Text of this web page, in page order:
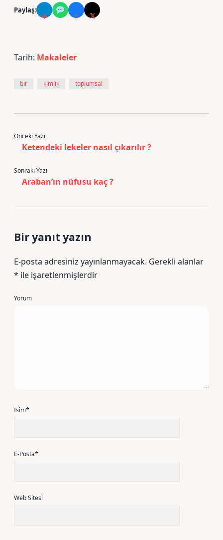
Paylaş:
✈ f 𝕏
Tarih: Makaleler
bir kimlik toplumsal
Önceki Yazı
Ketendeki lekeler nasıl çıkarılır ?
Sonraki Yazı
Araban’ın nüfusu kaç ?
Bir yanıt yazın
E-posta adresiniz yayınlanmayacak. Gerekli alanlar
* ile işaretlenmişlerdir
Yorum
İsim*
E-Posta*
Web Sitesi